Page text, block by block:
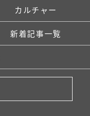
カルチャー
新着記事一覧